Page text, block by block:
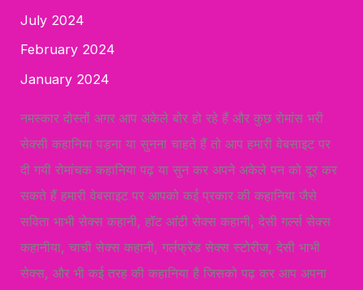
July 2024
February 2024
January 2024
नमस्कार दोस्तों अगर आप अकेले बोर हो रहे हैं और कुछ रोमांस भरी
सेक्सी कहानिया पड़ना या सुनना चाहते हैं तो आप हमारी वेबसाइट पर
दी गयी रोमांचक कहानिया पढ़ या सुन कर अपने अकेले पन को दूर कर
सकते हैं हमारी वेबसाइट पर आपको कई प्रकार की कहानिया जैसे
सविता भाभी सेक्स कहानी, हॉट आंटी सेक्स कहानी, देसी गर्ल्स सेक्स
कहानीया, चाची सेक्स कहानी, गर्लफ्रेंड सेक्स स्टोरीज, देसी भाभी
सेक्स, और भी कई तरह की कहानिया है जिसको पढ़ कर आप अपना